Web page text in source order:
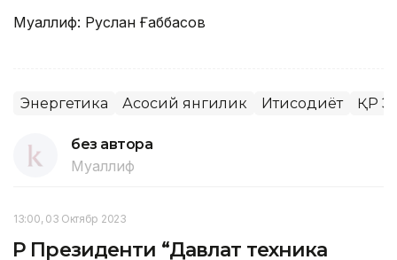
Муаллиф: Руслан Ғаббасов
Энергетика Асосий янгилик Иқтисодиёт ҚР
без автора
Муаллиф
13:00, 03 Октябр 2023
ҚР Президенти “Давлат техника